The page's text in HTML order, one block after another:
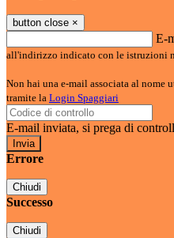
button close ×
E-
all'indirizzo indicato con le istruzioni
Non hai una e-mail associata al nome
tramite la Login Spaggiari
E-mail inviata, si prega di
Errore
Chiudi
Successo
Chiudi